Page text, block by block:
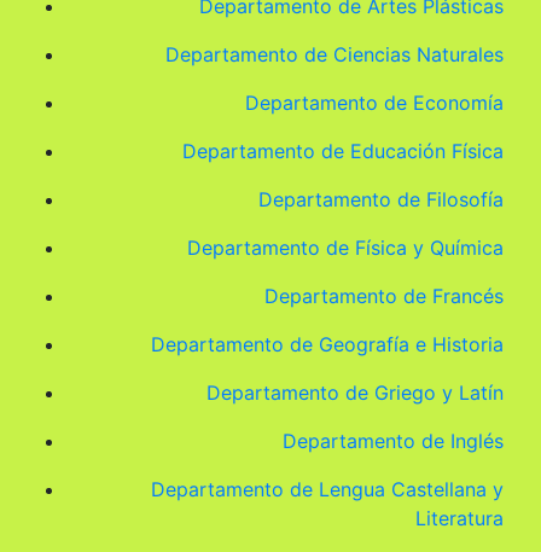
Departamento de Artes Plásticas
Departamento de Ciencias Naturales
Departamento de Economía
Departamento de Educación Física
Departamento de Filosofía
Departamento de Física y Química
Departamento de Francés
Departamento de Geografía e Historia
Departamento de Griego y Latín
Departamento de Inglés
Departamento de Lengua Castellana y
Literatura